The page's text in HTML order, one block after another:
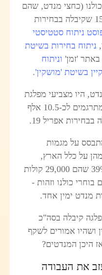
ממצביעי כולנו (כחצי מנדט, שהם
כ-18,330 קולות מתוך 152,756 שקיבלה בבחירות
ניתוח סטטיסטי
ניתוח בחירות בשיטת
באתר 'זמן' וניתוח
בשיטת 'מושקין'.
היו מצביעי מפלגת
הימין "זהות" שכ-9% מהם המתרגמים לכ-10.5 אלף
על מגמות
על כלל הארץ,
החיבור עם גשר תרם רק כ-39% שהם 29,000 קולות
בוחרי כולנו וזהות -
מנדט ימין אחד.
קיבלה בסה"כ
ימין ושהיו אמורים לשקף
את העבודה